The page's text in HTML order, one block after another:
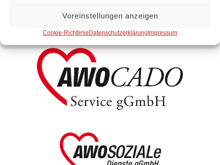
Voreinstellungen anzeigen
Cookie-RichtlinieDatenschutzerklärungImpressum